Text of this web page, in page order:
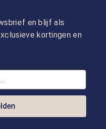
en blijf als
kortingen en